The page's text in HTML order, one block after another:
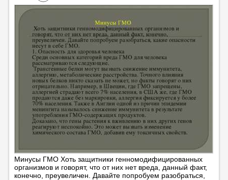
Минусы ГМО Хоть защитники генномодифицированных
организмов и говорят, что от них нет вреда, данный факт,
конечно, преувеличен. Давайте попробуем разобраться,